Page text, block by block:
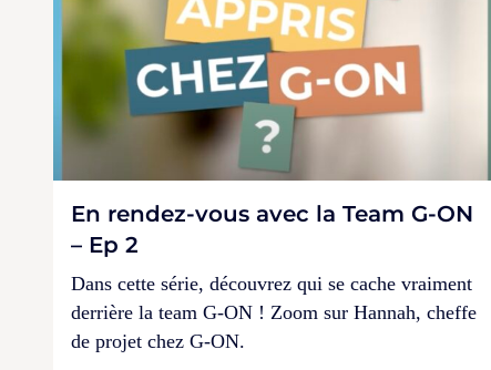
En rendez-vous avec la Team G-ON
– Ep 2
Dans cette série, découvrez qui se cache vraiment
derrière la team G-ON ! Zoom sur Hannah, cheffe
de projet chez G-ON.